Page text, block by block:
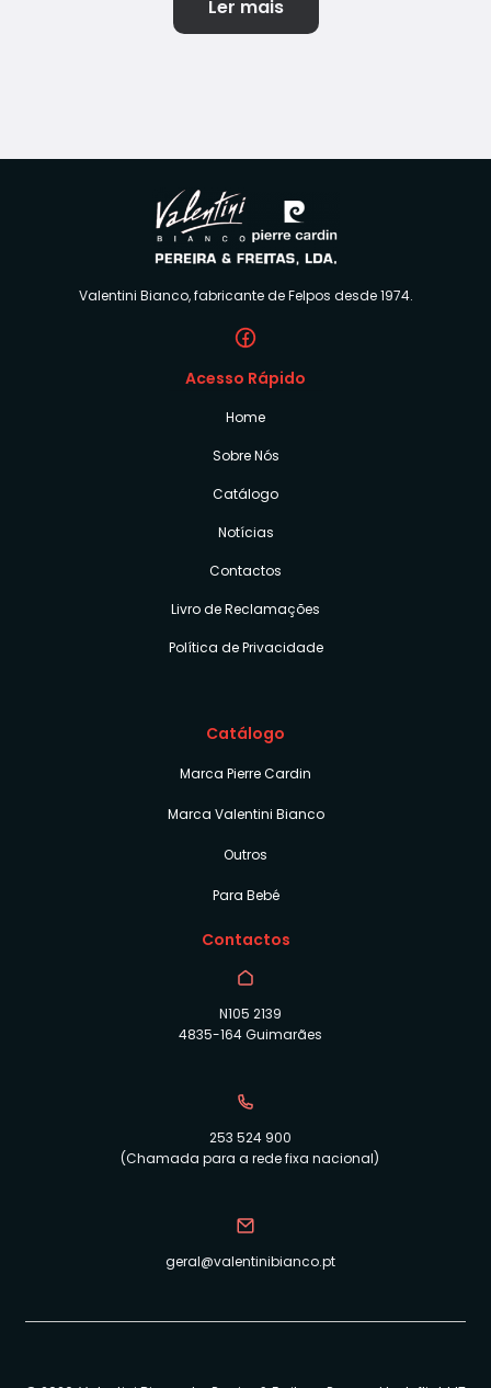
Ler mais
Valentini Bianco, fabricante de Felpos desde 1974.
Acesso Rápido
Home
Sobre Nós
Catálogo
Notícias
Contactos
Livro de Reclamações
Política de Privacidade
Catálogo
Marca Pierre Cardin
Marca Valentini Bianco
Outros
Para Bebé
Contactos
N105 2139
4835-164 Guimarães
253 524 900
(Chamada para a rede fixa nacional)
geral@valentinibianco.pt